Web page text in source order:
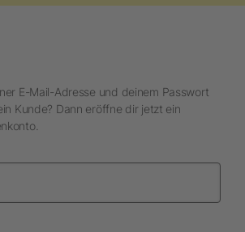
E-Mail-Adresse und deinem Passwort
Kunde? Dann eröffne dir jetzt ein